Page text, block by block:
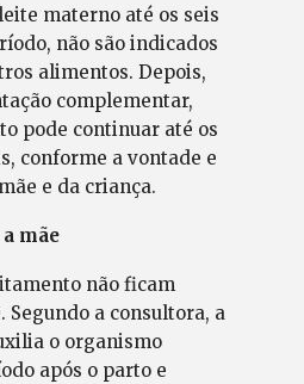
materno até os seis
não são indicados
alimentos. Depois,
complementar,
pode continuar até os
conforme a vontade e
e da criança.
mãe
não ficam
Segundo a consultora, a
o organismo
após o parto e